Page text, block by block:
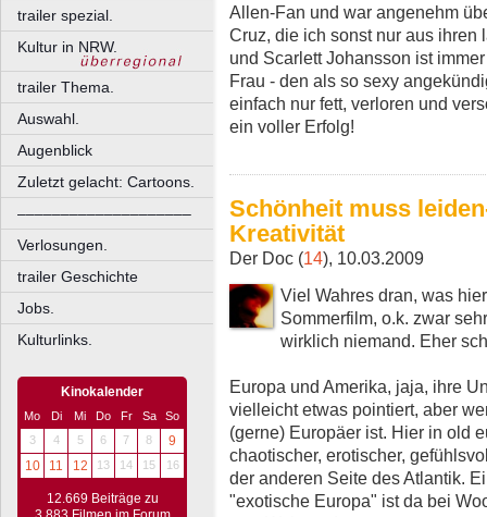
trailer spezial.
Kultur in NRW.
trailer Thema.
Auswahl.
Augenblick
Zuletzt gelacht: Cartoons.
––––––––––––––––––––
Verlosungen.
trailer Geschichte
Jobs.
Kulturlinks.
Kinokalender
Mo Di Mi Do Fr Sa
So
3
4 5 6 7 8
9
10
11 12 13 14 15 16
12.669 Beiträge zu
Allen-Fan und war angenehm
Cruz, die ich sonst nur aus
und Scarlett Johansson ist
Frau - den als so sexy
einfach nur fett, verloren und
ein voller Erfolg!
Schönheit muss
Kreativität
Der Doc (14), 10.03.2009
Viel Wahres dran, was
Sommerfilm, o.k. zwar
wirklich niemand. Eher
Europa und Amerika, jaja, ihre
vielleicht etwas pointiert, aber
(gerne) Europäer ist. Hier in old
chaotischer, erotischer,
der anderen Seite des Atlantik.
"exotische Europa" ist da bei